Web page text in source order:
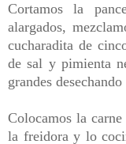
Cortamos la
alargados,
cucharadita de
de sal y pimienta
grandes
Colocamos la
la freidora y lo